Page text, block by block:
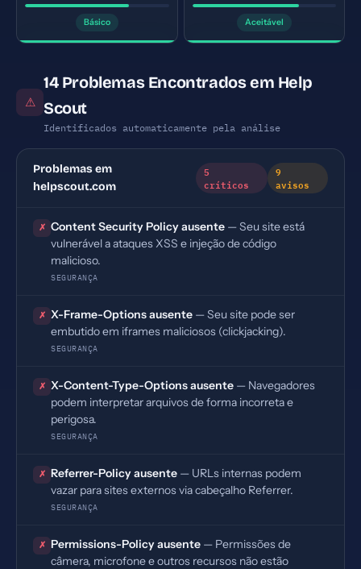
Básico Aceitável
⚠
14 Problemas Encontrados em Help
Scout
Identificados automaticamente pela análise
Problemas em
helpscout.com
5
críticos
9
avisos
✗ Content Security Policy ausente — Seu site está
vulnerável a ataques XSS e injeção de código
malicioso.
SEGURANÇA
✗ X-Frame-Options ausente — Seu site pode ser
embutido em iframes maliciosos (clickjacking).
SEGURANÇA
✗ X-Content-Type-Options ausente — Navegadores
podem interpretar arquivos de forma incorreta e
perigosa.
SEGURANÇA
✗ Referrer-Policy ausente — URLs internas podem
vazar para sites externos via cabeçalho Referrer.
SEGURANÇA
✗ Permissions-Policy ausente — Permissões de
câmera, microfone e outros recursos não estão